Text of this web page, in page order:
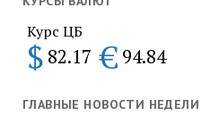
Курс ЦБ
$ 82.17 € 94.84
ГЛАВНЫЕ НОВОСТИ НЕДЕЛИ